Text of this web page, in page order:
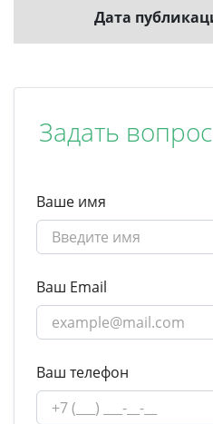
Дата
Задать
Ваше имя
Ваш Email
Ваш телефон